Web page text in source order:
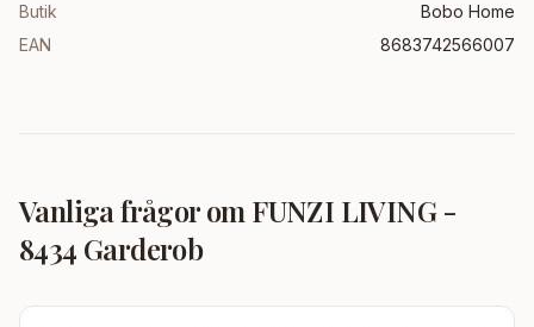
Butik
Bobo Home
EAN
8683742566007
Vanliga frågor om FUNZI LIVING -
8434 Garderob